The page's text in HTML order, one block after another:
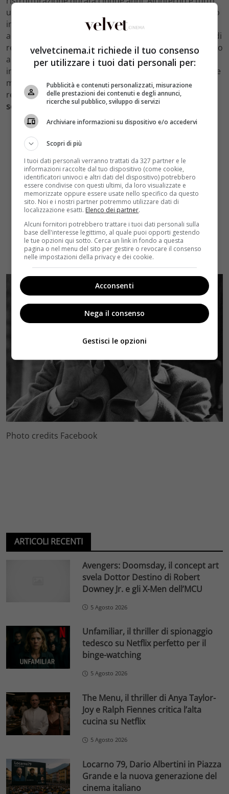
un abbondare di oro, stucchi e boiserie. Volute di legno
incurvato nell’ingresso, listoni di ottone che
accarezzano tutta la muratura. “Sarà un luogo aperto di
relazioni, un luogo della memoria, che ha raccolto cento
anni di cinematografia, ma anche un centro d’impulso
intellettuale che funzionerà tutto l’anno, un contenitore
multimediale che ospiterà cinema, letteratura,
retrospettive e dibattiti”, spiegaElena Zanni, della
società Khairos che gestirà le sale.
Photo credits Facebook
ARTICOLI RECENTI
Avengers: Doomsday, il concept art
svela Dottor Destino di Robert
Downey Jr. e gli X-Men dell’MCU
5 Agosto 2026
Unfamiliar, il thriller di spionaggio
tedesco su Netflix perfetto per il
binge-watching
5 Agosto 2026
The Menu, il thriller di Anya Taylor-
Joy e Ralph Fiennes critica l’alta
cucina su Netflix
5 Agosto 2026
Locarno 79, Dario Albertini in Piazza
Grande e la nuova generazione del
cinema italiano
velvetcinema.it richiede il tuo consenso
per utilizzare i tuoi dati personali per:
Pubblicità e contenuti personalizzati, misurazione
delle prestazioni dei contenuti e degli annunci,
ricerche sul pubblico, sviluppo di servizi
Archiviare informazioni su dispositivo e/o accedervi
Scopri di più
I tuoi dati personali verranno trattati da 327 partner e le
informazioni raccolte dal tuo dispositivo (come cookie,
identificatori univoci e altri dati del dispositivo) potrebbero
essere condivise con questi ultimi, da loro visualizzate e
memorizzate oppure essere usate nello specifico da questo
sito. Noi e i nostri partner potremmo utilizzare dati di
localizzazione esatti. Elenco dei partner.
Alcuni fornitori potrebbero trattare i tuoi dati personali sulla
base dell'interesse legittimo, al quale puoi opporti gestendo
le tue opzioni qui sotto. Cerca un link in fondo a questa
pagina o nel menu del sito per gestire o revocare il consenso
nelle impostazioni della privacy e dei cookie.
Acconsenti
Nega il consenso
Gestisci le opzioni